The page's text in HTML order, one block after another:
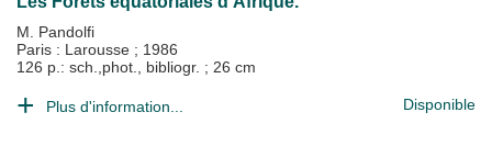
M. Pandolfi
Paris : Larousse ; 1986
126 p.: sch.,phot., bibliogr. ; 26 cm
Plus d'information... Disponible